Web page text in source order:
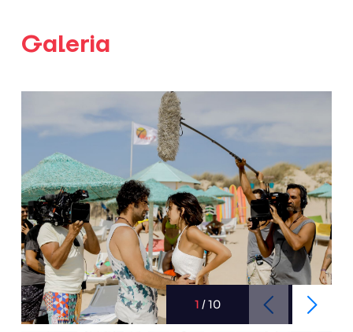
Galeria
1 /10